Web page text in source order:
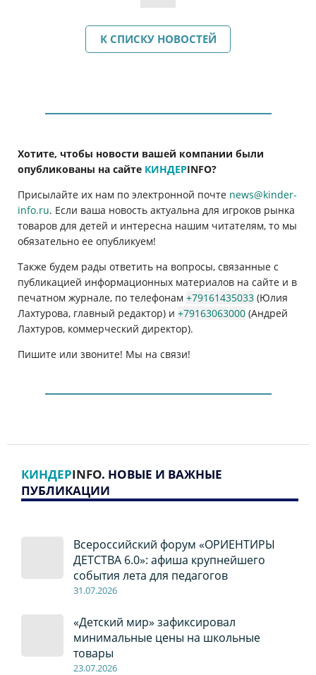
К СПИСКУ НОВОСТЕЙ
Хотите, чтобы новости вашей компании были
опубликованы на сайте КИНДЕРINFO?
Присылайте их нам по электронной почте news@kinder-
info.ru. Если ваша новость актуальна для игроков рынка
товаров для детей и интересна нашим читателям, то мы
обязательно ее опубликуем!
Также будем рады ответить на вопросы, связанные с
публикацией информационных материалов на сайте и в
печатном журнале, по телефонам +79161435033 (Юлия
Лахтурова, главный редактор) и +79163063000 (Андрей
Лахтуров, коммерческий директор).
Пишите или звоните! Мы на связи!
КИНДЕРINFO. НОВЫЕ И ВАЖНЫЕ
ПУБЛИКАЦИИ
Всероссийский форум «ОРИЕНТИРЫ
ДЕТСТВА 6.0»: афиша крупнейшего
события лета для педагогов
31.07.2026
«Детский мир» зафиксировал
минимальные цены на школьные
товары
23.07.2026